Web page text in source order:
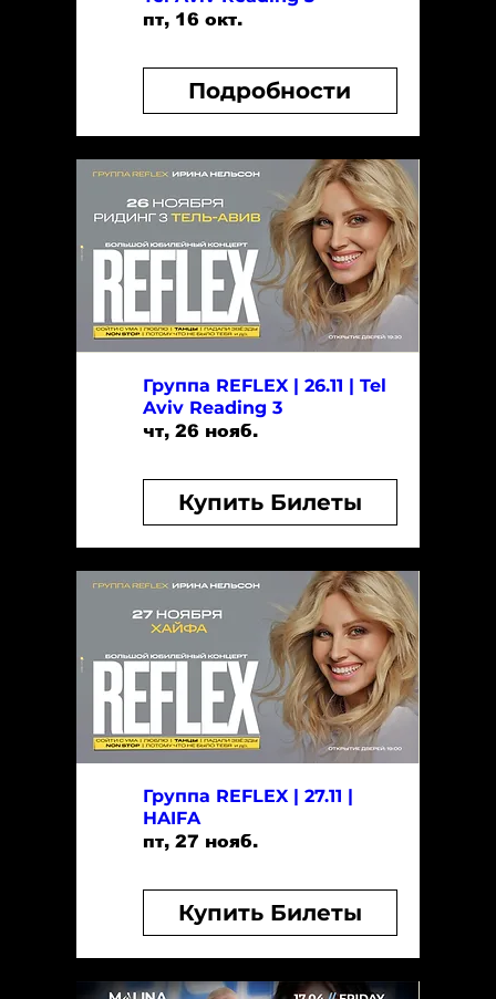
пт, 16 окт.
Подробности
Группа REFLEX | 26.11 | Tel
Aviv Reading 3
чт, 26 нояб.
Купить Билеты
Группа REFLEX | 27.11 |
HAIFA
пт, 27 нояб.
Купить Билеты